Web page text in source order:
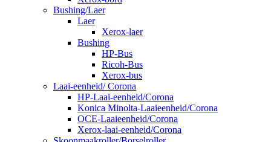
Bushing/Laer
Laer
Xerox-laer
Bushing
HP-Bus
Ricoh-Bus
Xerox-bus
Laai-eenheid/ Corona
HP-Laai-eenheid/Corona
Konica Minolta-Laaieenheid/Corona
OCE-Laaieenheid/Corona
Xerox-laai-eenheid/Corona